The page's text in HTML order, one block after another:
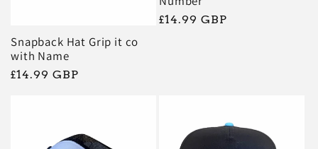
Snapback Hat Grip it co
with Name
Prix
£14.99 GBP
Prix
£14.99 GBP